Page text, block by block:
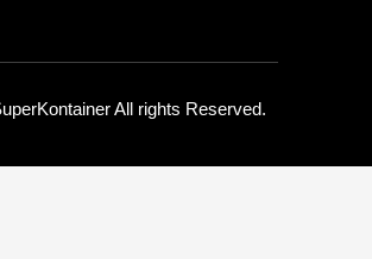
All rights Reserved.